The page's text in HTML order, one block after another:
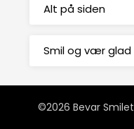
Alt på siden
Smil og vær glad
©2026 Bevar Smilet